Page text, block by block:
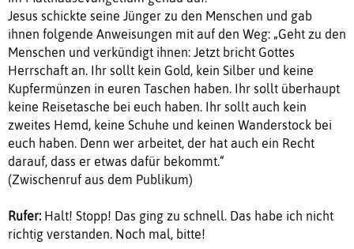
Jesus schickte seine Jünger zu den Menschen und gab
ihnen folgende Anweisungen mit auf den Weg: „Geht zu den
Menschen und verkündigt ihnen: Jetzt bricht Gottes
Herrschaft an. Ihr sollt kein Gold, kein Silber und keine
Kupfermünzen in euren Taschen haben. Ihr sollt überhaupt
keine Reisetasche bei euch haben. Ihr sollt auch kein
zweites Hemd, keine Schuhe und keinen Wanderstock bei
euch haben. Denn wer arbeitet, der hat auch ein Recht
darauf, dass er etwas dafür bekommt.“
(Zwischenruf aus dem Publikum)
Rufer: Halt! Stopp! Das ging zu schnell. Das habe ich nicht
richtig verstanden. Noch mal, bitte!